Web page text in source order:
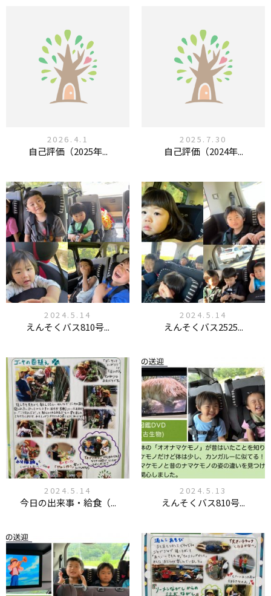
2026.4.1
自己評価（2025年...
2025.7.30
自己評価（2024年...
2024.5.14
えんそくバス810号...
2024.5.14
えんそくバス2525...
2024.5.14
今日の出来事・給食（...
2024.5.13
えんそくバス810号...